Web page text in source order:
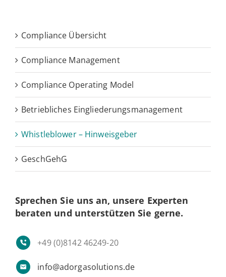
Com­pli­ance Übersicht
Com­pli­ance Management
Com­pli­ance Ope­ra­ting Model
Be­trieb­li­ches Eingliederungsmanagement
Whist­le­b­lower – Hinweisgeber
GeschGehG
Spre­chen Sie uns an, unsere Ex­per­ten
beraten und un­ter­stüt­zen Sie gerne.
+49 (0)8142 46249-20
info@adorgasolutions.de